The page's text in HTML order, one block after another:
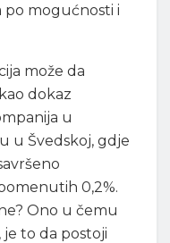
po mogućnosti i
može da
dokaz
u
u Švedskoj, gdje
0,2%.
Ono u čemu
je to da postoji